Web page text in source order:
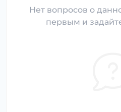
Нет вопросов о
первым и